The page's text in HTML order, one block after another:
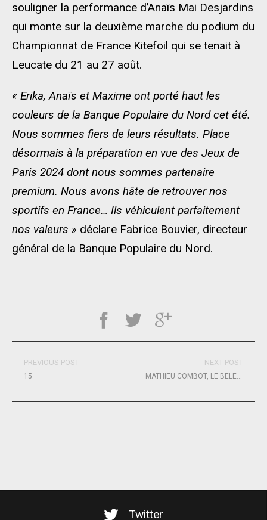
souligner la performance d’Anaïs Mai Desjardins
qui monte sur la deuxième marche du podium du
Championnat de France Kitefoil qui se tenait à
Leucate du 21 au 27 août.
« Erika, Anaïs et Maxime ont porté haut les
couleurs de la Banque Populaire du Nord cet été.
Nous sommes fiers de leurs résultats. Place
désormais à la préparation en vue des Jeux de
Paris 2024 dont nous sommes partenaire
premium. Nous avons hâte de retrouver nos
sportifs en France… Ils véhiculent parfaitement
nos valeurs » déclare Fabrice Bouvier, directeur
général de la Banque Populaire du Nord.
PREVIOUS POST
15
NEXT POST
MATHIEU COMBOT, LE BELEM DANS LE SANG !
Twitter